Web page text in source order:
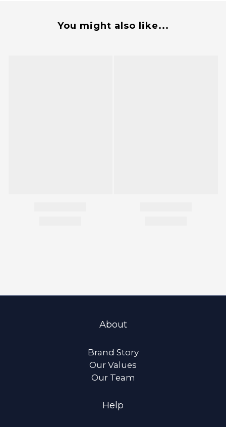
You might also like...
About
Brand Story
Our Values
Our Team
Help